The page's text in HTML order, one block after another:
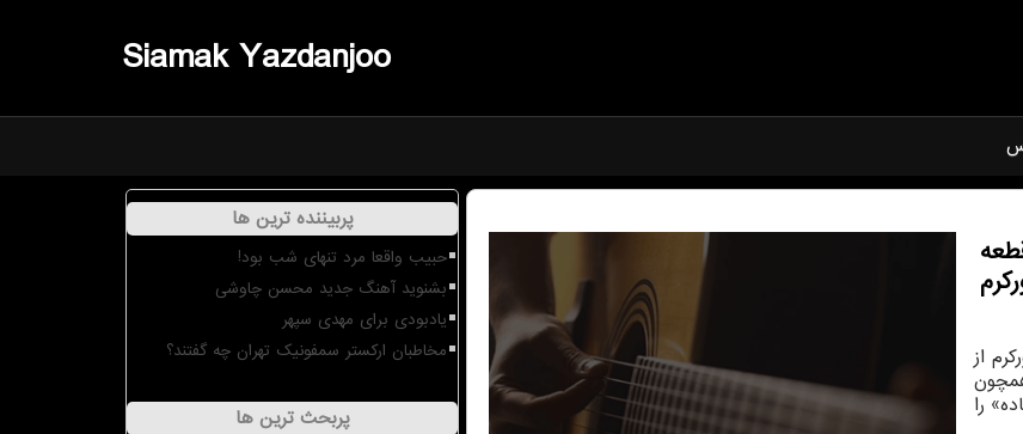
Siamak Yazdanjoo
از
را
پربیننده ترین ها
حبیب واقعا مرد تنهای شب بود!
بشنوید آهنگ جدید محسن چاوشی
یادبودی برای مهدی سپهر
مخاطبان ارکستر سمفونیک تهران چه گفتند؟
پربحث ترین ها